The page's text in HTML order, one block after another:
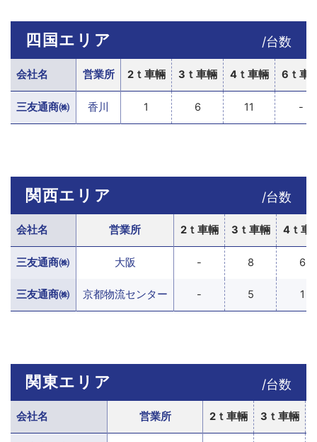
四国エリア /台数
会社名 営業所 2ｔ車輛 3ｔ車輛 4ｔ車輛 6ｔ車
三友通商㈱ 香川 1 6 11 -
関西エリア /台数
会社名 営業所 2ｔ車輛 3ｔ車輛 4ｔ車
三友通商㈱ 大阪 - 8 6
三友通商㈱ 京都物流センター - 5 1
関東エリア /台数
会社名 営業所 2ｔ車輛 3ｔ車輛